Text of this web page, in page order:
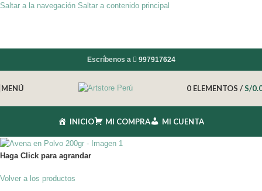
Saltar a la navegación Saltar a contenido principal
Escríbenos a 997917624
MENÚ 0 ELEMENTOS /S/
INICIO MI COMPRA MI CUENTA
Haga Click para agrandar
Volver a los productos